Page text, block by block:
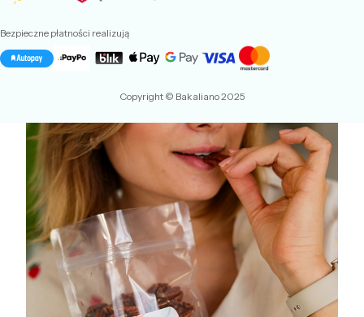
Bezpieczne płatności realizują
Copyright © Bakaliano 2025